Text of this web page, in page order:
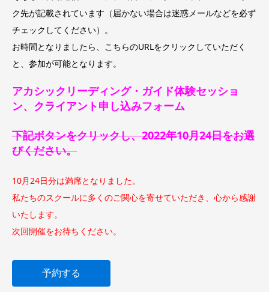
ク先が記載されています（届かない場合は迷惑メールなどを必ず
チェックしてください）。
お時間となりましたら、こちらのURLをクリックしていただく
と、参加が可能となります。
アカシックリーディング・ガイド体験セッショ
ン、クライアント申し込みフォーム
下記ボタンをクリックし、2022年10月24日をお選
びください。
10月24日分は満席となりました。
私たちのスクールに多くのご関心を寄せていただき、心から感謝
いたします。
次回開催をお待ちください。
予約する